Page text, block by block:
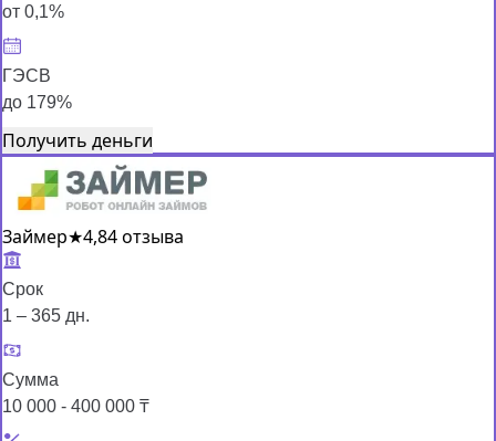
от 0,1%
ГЭСВ
до 179%
Получить деньги
Займер★4,84 отзыва
Срок
1 – 365 дн.
Сумма
10 000 - 400 000 ₸